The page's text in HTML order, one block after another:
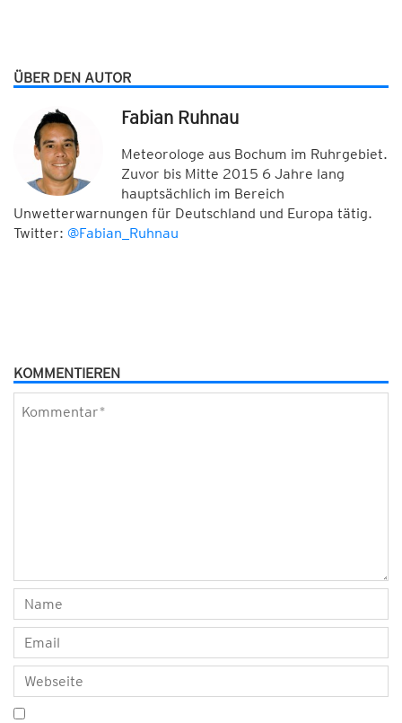
ÜBER DEN AUTOR
Fabian Ruhnau
Meteorologe aus Bochum im Ruhrgebiet.
Zuvor bis Mitte 2015 6 Jahre lang
hauptsächlich im Bereich
Unwetterwarnungen für Deutschland und Europa tätig.
Twitter: @Fabian_Ruhnau
KOMMENTIEREN